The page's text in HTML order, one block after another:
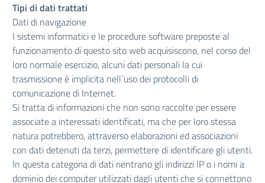
Tipi di dati trattati
Dati di navigazione
I sistemi informatici e le procedure software preposte al
funzionamento di questo sito web acquisiscono, nel corso del
loro normale esercizio, alcuni dati personali la cui
trasmissione è implicita nell´uso dei protocolli di
comunicazione di Internet.
Si tratta di informazioni che non sono raccolte per essere
associate a interessati identificati, ma che per loro stessa
natura potrebbero, attraverso elaborazioni ed associazioni
con dati detenuti da terzi, permettere di identificare gli utenti.
In questa categoria di dati rientrano gli indirizzi IP o i nomi a
dominio dei computer utilizzati dagli utenti che si connettono